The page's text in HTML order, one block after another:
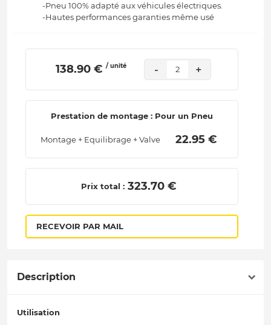
-Pneu 100% adapté aux véhicules électriques.
-Hautes performances garanties même usé
138.90 € / unité - 2 +
Prestation de montage : Pour un Pneu
Montage + Equilibrage + Valve 22.95 €
Prix total : 323.70 €
RECEVOIR PAR MAIL
Description
Utilisation